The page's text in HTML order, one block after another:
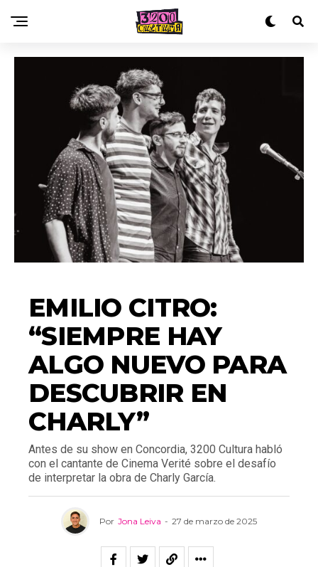
EMILIO CITRO:
“SIEMPRE HAY
ALGO NUEVO PARA
DESCUBRIR EN
CHARLY”
Antes de su show en Concordia, 3200 Cultura habló
con el cantante de Cinema Verité sobre el desafío
de interpretar la obra de Charly García.
Por Jona Leiva - 27 de marzo de 2025